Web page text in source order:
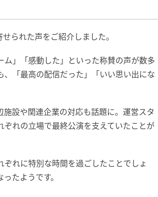
られた声をご紹介しました。
」「感動した」といった称賛の声が数多
「最高の配信だった」「いい思い出にな
設や関連企業の対応も話題に。運営スタ
れの立場で最終公演を支えていたことが
れに特別な時間を過ごしたことでしょ
たようです。